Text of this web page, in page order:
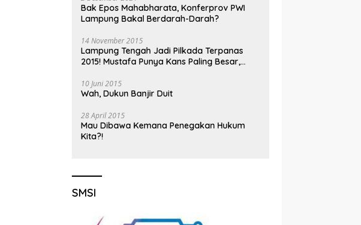
Bak Epos Mahabharata, Konferprov PWI
Lampung Bakal Berdarah-Darah?
14 November 2015
Lampung Tengah Jadi Pilkada Terpanas
2015! Mustafa Punya Kans Paling Besar,
10 Juni 2015
Wah, Dukun Banjir Duit
28 April 2015
Mau Dibawa Kemana Penegakan Hukum
Kita?!
SMSI